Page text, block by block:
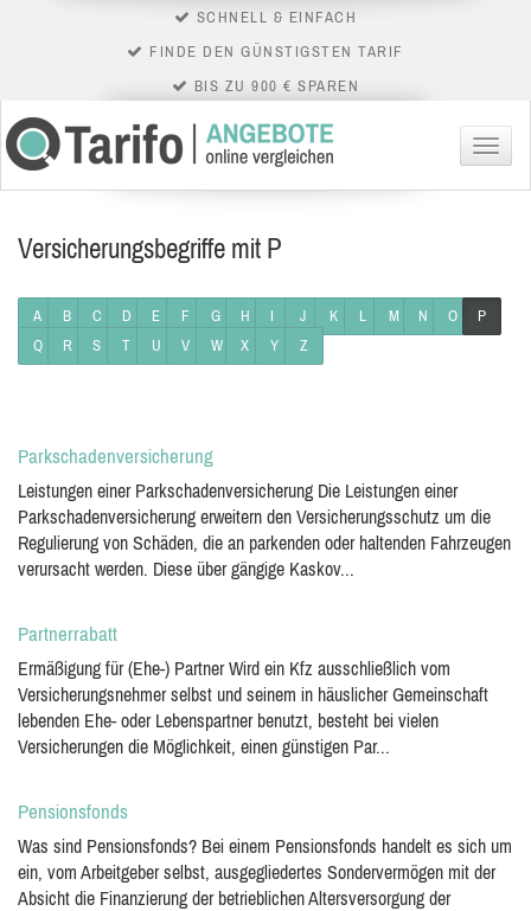
SCHNELL & EINFACH
FINDE DEN GÜNSTIGSTEN TARIF
BIS ZU 900 € SPAREN
Menü
Versicherungsbegriffe mit P
A B C D E F G H I J K L M N O
P
Q
R S T U V W X Y Z
Parkschadenversicherung
Leistungen einer Parkschadenversicherung Die Leistungen einer
Parkschadenversicherung erweitern den Versicherungsschutz um die
Regulierung von Schäden, die an parkenden oder haltenden Fahrzeugen
verursacht werden. Diese über gängige Kaskov...
Partnerrabatt
Ermäßigung für (Ehe-) Partner Wird ein Kfz ausschließlich vom
Versicherungsnehmer selbst und seinem in häuslicher Gemeinschaft
lebenden Ehe- oder Lebenspartner benutzt, besteht bei vielen
Versicherungen die Möglichkeit, einen günstigen Par...
Pensionsfonds
Was sind Pensionsfonds? Bei einem Pensionsfonds handelt es sich um
ein, vom Arbeitgeber selbst, ausgegliedertes Sondervermögen mit der
Absicht die Finanzierung der betrieblichen Altersversorgung der